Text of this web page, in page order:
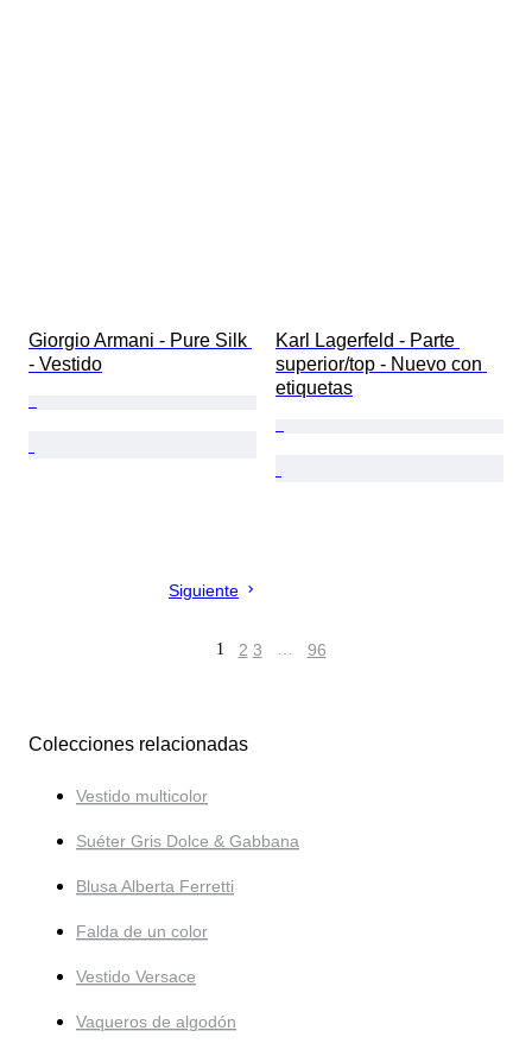
Giorgio Armani - Pure Silk
- Vestido
Karl Lagerfeld - Parte
superior/top - Nuevo con
etiquetas
Siguiente
1 2 3 … 96
Colecciones relacionadas
Vestido multicolor
Suéter Gris Dolce & Gabbana
Blusa Alberta Ferretti
Falda de un color
Vestido Versace
Vaqueros de algodón